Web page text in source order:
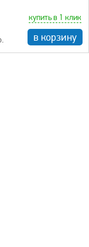
купить в 1 клик
в корзину